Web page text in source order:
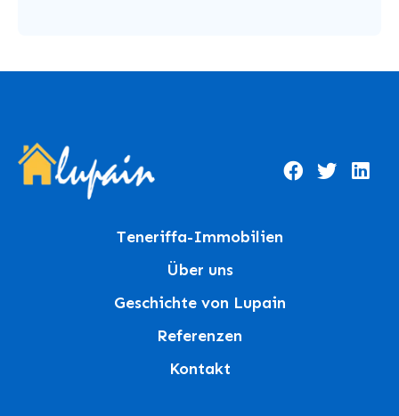
Teneriffa-Immobilien
Über uns
Geschichte von Lupain
Referenzen
Kontakt